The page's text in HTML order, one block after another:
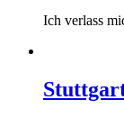
Ich verlass